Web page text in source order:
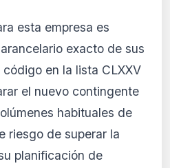
esta empresa es
exacto de sus
en la lista CLXXV
el nuevo contingente
habituales de
riesgo de superar la
planificación de